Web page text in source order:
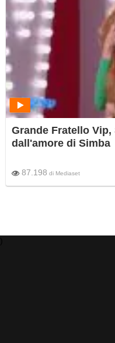
Grande Fratello
dall'amore di Simba
87.198 di Mediaset